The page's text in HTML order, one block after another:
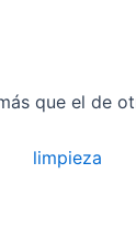
que el de